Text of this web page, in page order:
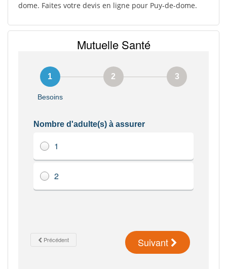
dome. Faites votre devis en ligne pour Puy-de-dome.